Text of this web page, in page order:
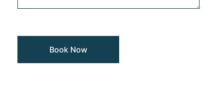
Book Now